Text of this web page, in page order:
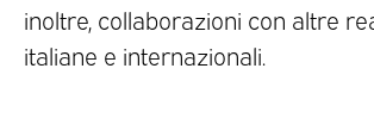
inoltre, collaborazioni con altre
italiane e internazionali.